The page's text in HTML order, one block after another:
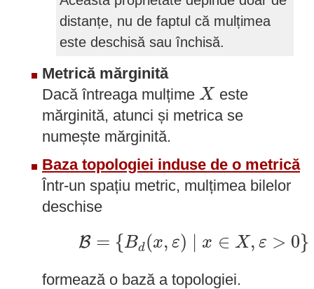
distanțe, nu de faptul că mulțimea
este deschisă sau închisă.
Metrică mărginită
Dacă întreaga mulțime X
X este
mărginită, atunci și metrica se
numește mărginită.
Baza topologiei induse de o metrică
Într-un spațiu metric, mulțimea bilelor
deschise
B = {Bd(x, ε) x ∈ X, ε > 0}
B={Bd( x,ε ∣ x ∈X,ε >0}
formează o bază a topologiei.